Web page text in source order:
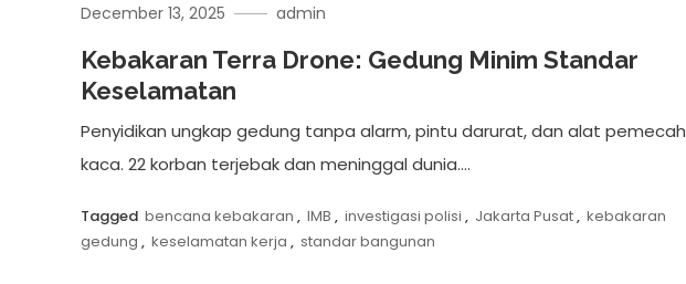
December 13, 2025 admin
Kebakaran Terra Drone: Gedung Minim Standar
Keselamatan
Penyidikan ungkap gedung tanpa alarm, pintu darurat, dan alat pemecah
kaca. 22 korban terjebak dan meninggal dunia….
Tagged bencana kebakaran , IMB , investigasi polisi , Jakarta Pusat, kebakaran
gedung , keselamatan kerja , standar bangunan